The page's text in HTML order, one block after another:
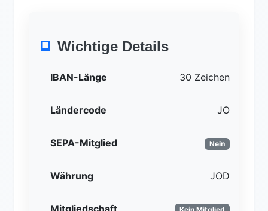
Wichtige Details
IBAN-Länge 30 Zeichen
Ländercode JO
SEPA-Mitglied Nein
Währung JOD
Mitgliedschaft